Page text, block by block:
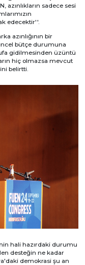
azınlıkların sadece sesi
edecektir''.
azınlığının bir
bütçe durumuna
gidilmesinden üzüntü
hiç olmazsa mevcut
belirtti.
hali hazırdaki durumu
desteğin ne kadar
demokrasi şu an